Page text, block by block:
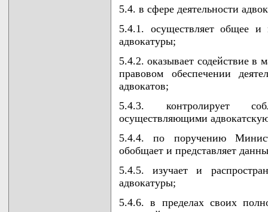
5.4. в сфере деятельности
5.4.1. осуществляет общее и
адвокатуры;
5.4.2. оказывает содействие в
правовом обеспечении
адвокатов;
5.4.3. контролирует
осуществляющими
5.4.4. по поручению
обобщает и представляет
5.4.5. изучает и
адвокатуры;
5.4.6. в пределах своих